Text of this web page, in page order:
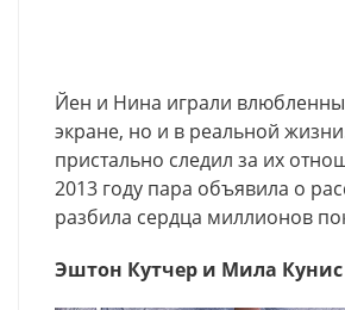
Йен и Нина играли
экране, но и в реальной
пристально следил за их
2013 году пара объявила о
разбила сердца миллионов
Эштон Кутчер и Мила Кунис